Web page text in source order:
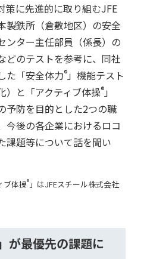
策に先進的に取り組むJFE
製鉄所（倉敷地区）の安全
ンター主任部員（係長）の
どのテストを参考に、同社
た「安全体力®」機能テスト
）と「アクティブ体操®」
予防を目的とした2つの職
今後の各企業におけるロコ
課題等について話を聞い
ブ体操®」はJFEスチール株式会社
が最優先の課題に